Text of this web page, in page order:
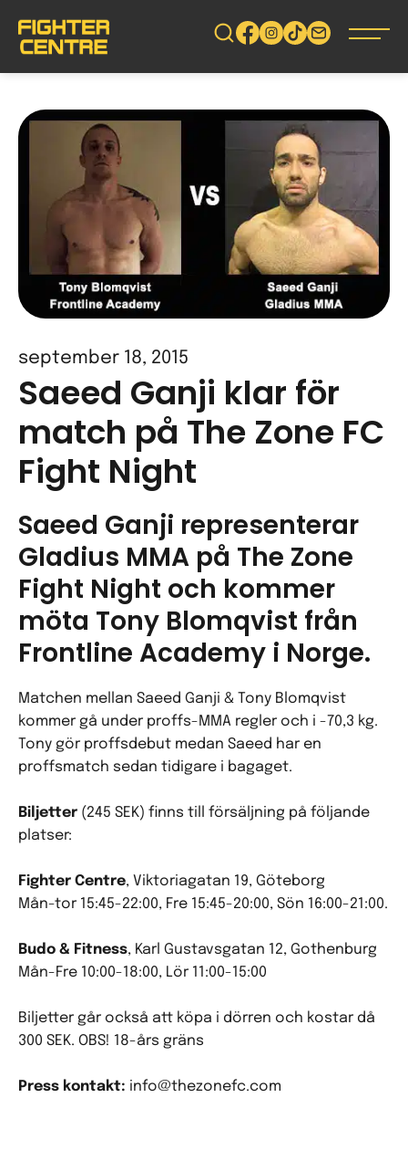
vidare
september 18, 2015
Saeed Ganji klar för
match på The Zone FC
Fight Night
Saeed Ganji representerar
Gladius MMA på The Zone
Fight Night och kommer
möta Tony Blomqvist från
Frontline Academy i Norge.
Matchen mellan Saeed Ganji & Tony Blomqvist
kommer gå under proffs-MMA regler och i -70,3 kg.
Tony gör proffsdebut medan Saeed har en
proffsmatch sedan tidigare i bagaget.
Biljetter (245 SEK) finns till försäljning på följande
platser:
Fighter Centre, Viktoriagatan 19, Göteborg
Mån-tor 15:45-22:00, Fre 15:45-20:00, Sön 16:00-21:00.
Budo & Fitness, Karl Gustavsgatan 12, Gothenburg
Mån-Fre 10:00-18:00, Lör 11:00-15:00
Biljetter går också att köpa i dörren och kostar då
300 SEK. OBS! 18-års gräns
Press kontakt: info@thezonefc.com